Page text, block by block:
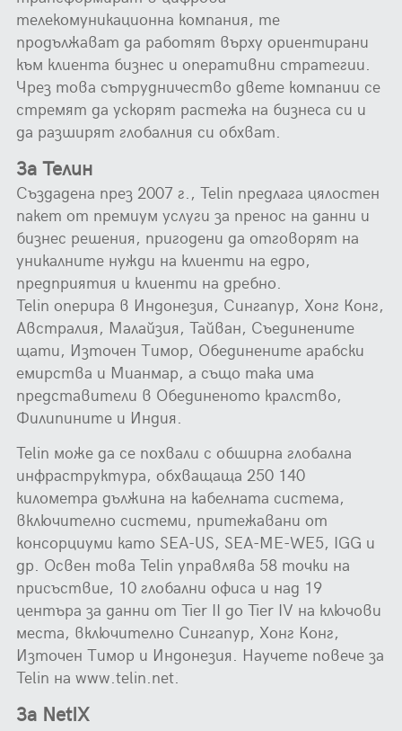
телекомуникационна компания, те
продължават да работят върху ориентирани
към клиента бизнес и оперативни стратегии.
Чрез това сътрудничество двете компании се
стремят да ускорят растежа на бизнеса си и
да разширят глобалния си обхват.
За Телин
Създадена през 2007 г., Telin предлага цялостен
пакет от премиум услуги за пренос на данни и
бизнес решения, пригодени да отговорят на
уникалните нужди на клиенти на едро,
предприятия и клиенти на дребно.
Telin оперира в Индонезия, Сингапур, Хонг Конг,
Австралия, Малайзия, Тайван, Съединените
щати, Източен Тимор, Обединените арабски
емирства и Мианмар, а също така има
представители в Обединеното кралство,
Филипините и Индия.
Telin може да се похвали с обширна глобална
инфраструктура, обхващаща 250 140
километра дължина на кабелната система,
включително системи, притежавани от
консорциуми като SEA-US, SEA-ME-WE5, IGG и
др. Освен това Telin управлява 58 точки на
присъствие, 10 глобални офиса и над 19
центъра за данни от Tier II до Tier IV на ключови
места, включително Сингапур, Хонг Конг,
Източен Тимор и Индонезия. Научете повече за
Telin на www.telin.net.
За NetIX